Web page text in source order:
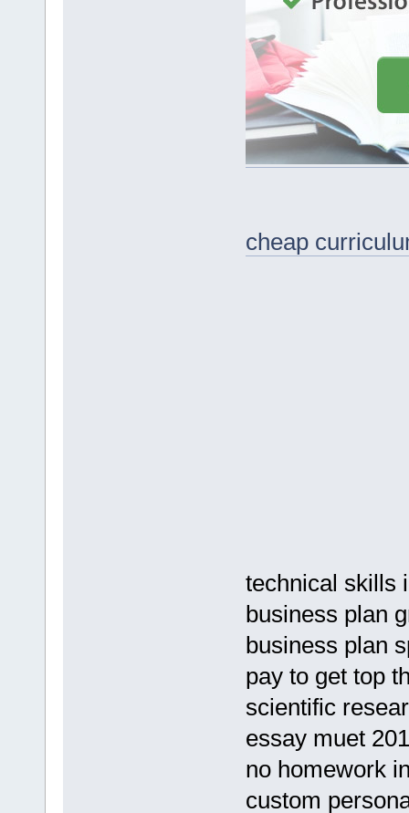
cheap
technical skills
business plan
business plan
pay to get top
scientific
essay muet
no homework
custom